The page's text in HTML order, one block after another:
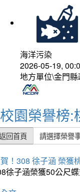
海洋污染
2026-05-19,
地方單位\金門
校園榮譽榜:
回首頁 請選擇榮譽
！308 徐子涵 榮獲
徐子涵榮獲50公尺